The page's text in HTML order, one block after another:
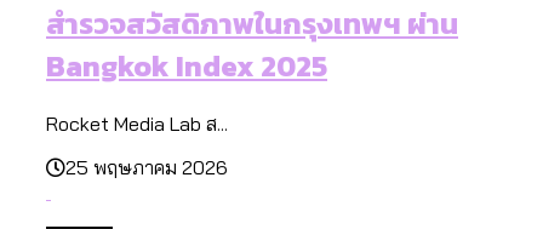
สำรวจสวัสดิภาพในกรุงเทพฯ ผ่าน
Bangkok Index 2025
Rocket Media Lab ส...
25 พฤษภาคม 2026